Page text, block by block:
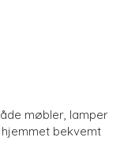
møbler, lamper
bekvemt